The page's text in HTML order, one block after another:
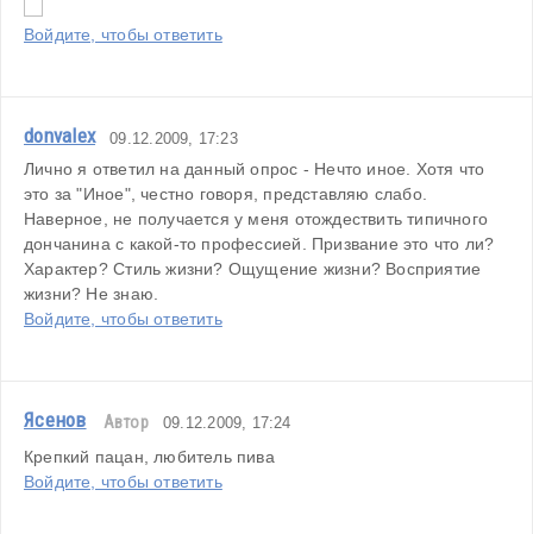
Войдите, чтобы ответить
donvalex 09.12.2009, 17:23
Лично я ответил на данный опрос - Нечто иное. Хотя что
это за "Иное", честно говоря, представляю слабо.
Наверное, не получается у меня отождествить типичного
дончанина с какой-то профессией. Призвание это что ли?
Характер? Стиль жизни? Ощущение жизни? Восприятие
жизни? Не знаю.
Войдите, чтобы ответить
Ясенов Автор 09.12.2009, 17:24
Крепкий пацан, любитель пива
Войдите, чтобы ответить